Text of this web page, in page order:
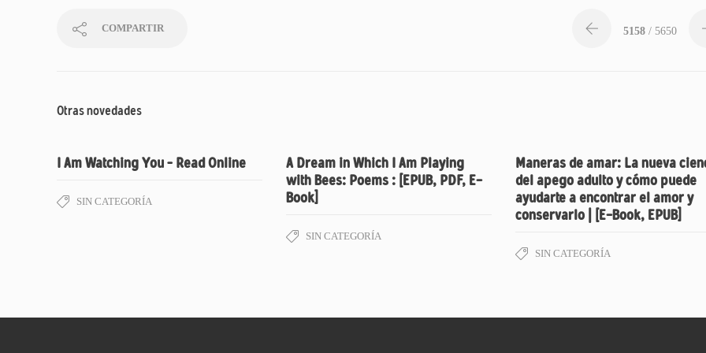
COMPARTIR 5158 / 5650
Otras novedades
I Am Watching You – Read Online
SIN CATEGORÍA
A Dream in Which I Am Playing
with Bees: Poems : [EPUB, PDF, E-
Book]
SIN CATEGORÍA
Maneras de amar: La nueva
del apego adulto y cómo puede
ayudarte a encontrar el amor y
conservarlo | [E-Book, EPUB]
SIN CATEGORÍA